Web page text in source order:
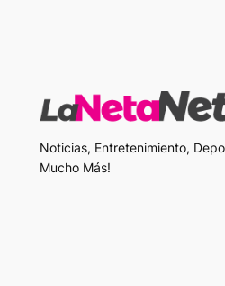
Noticias, Entretenimiento,
Mucho Más!